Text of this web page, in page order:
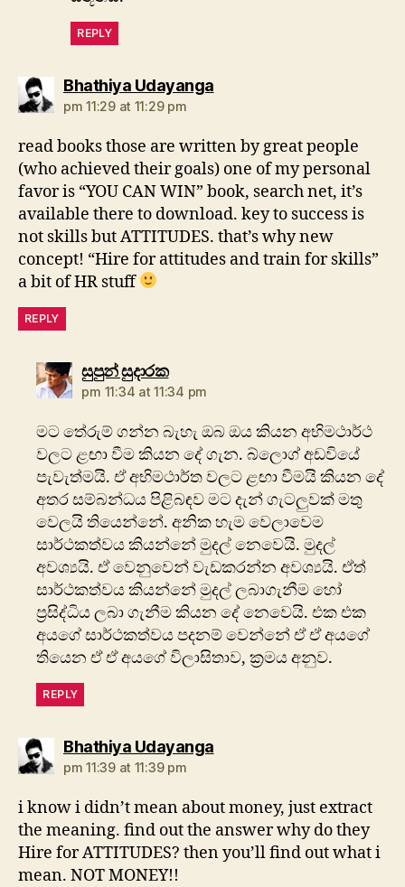
REPLY
Bhathiya Udayangasays:
pm 11:29 at 11:29 pm
read books those are written by great people
(who achieved their goals) one of my personal
favor is “YOU CAN WIN” book, search net, it’s
available there to download. key to success is
not skills but ATTITUDES. that’s why new
concept! “Hire for attitudes and train for skills”
a bit of HR stuff
REPLY
සුපුන් සුදාරකsays:
pm 11:34 at 11:34 pm
මට තේරුම් ගන්න බැහැ ඔබ ඔය කියන අභිමථාර්ථ
වලට ළඟා වීම කියන දේ ගැන. බ්ලොග් අඩවියේ
පැවැත්මයි. ඒ අභිමථාර්ත වලට ළඟා වීමයි කියන දේ
අතර සම්බන්ධය පිළිබඳව මට දැන් ගැටලුවක් මතු
වෙලයි තියෙන්නේ. අනික හැම වෙලාවෙම
සාර්ථකත්වය කියන්නේ මුදල් නෙවෙයි. මුදල්
අවශ්‍යයි. ඒ වෙනුවෙන් වැඩකරන්න අවශ්‍යයි. ඒත්
සාර්ථකත්වය කියන්නේ මුදල් ලබාගැනීම හෝ
ප්‍රසිද්ධිය ලබා ගැනීම කියන දේ නෙවෙයි. එක එක
අයගේ සාර්ථකත්වය පදනම් වෙන්නේ ඒ ඒ අයගේ
තියෙන ඒ ඒ අයගේ විලාසිතාව, ක්‍රමය අනුව.
REPLY
Bhathiya Udayangasays:
pm 11:39 at 11:39 pm
i know i didn’t mean about money, just extract
the meaning. find out the answer why do they
Hire for ATTITUDES? then you’ll find out what i
mean. NOT MONEY!!